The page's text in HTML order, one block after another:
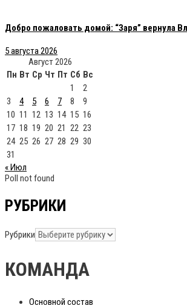
Добро пожаловать домой: “Заря” вернула
5 августа 2026
Август 2026
Пн Вт Ср Чт Пт Сб Вс
1
2
3
4 5 6 7 8
9
10 11 12 13 14 15 16
17 18 19 20 21 22 23
24 25 26 27 28 29 30
31
« Июл
Poll not found
РУБРИКИ
Рубрики
КОМАНДА
Основной состав